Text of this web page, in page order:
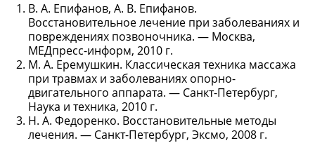
В. А. Епифанов, А. В. Епифанов.
Восстановительное лечение при заболеваниях и
повреждениях позвоночника. — Москва,
МЕДпресс-информ, 2010 г.
М. А. Еремушкин. Классическая техника массажа
при травмах и заболеваниях опорно-
двигательного аппарата. — Санкт-Петербург,
Наука и техника, 2010 г.
Н. А. Федоренко. Восстановительные методы
лечения. — Санкт-Петербург, Эксмо, 2008 г.